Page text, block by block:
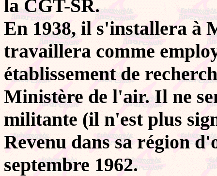
la CGT-SR.
En 1938, il s'installera à
travaillera comme
établissement de
Ministère de l'air. Il ne
militante (il n'est plus
Revenu dans sa région
septembre 1962.